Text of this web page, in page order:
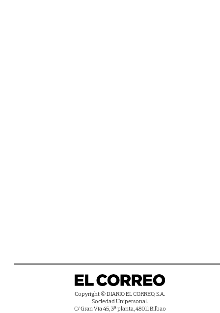
Copyright © DIARIO EL CORREO, S.A.
Sociedad Unipersonal.
C/ Gran Vía 45, 3ª planta, 48011 Bilbao